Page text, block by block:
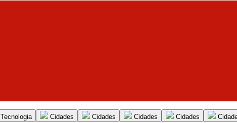
Tecnologia Cidades Cidades Cidades Cidades